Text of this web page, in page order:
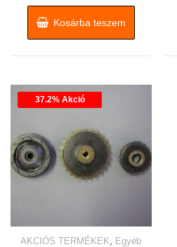
Kosárba teszem
37.2% Akció
AKCIÓS TERMÉKEK
Egyéb